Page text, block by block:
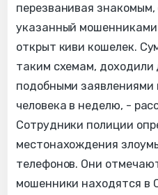
перезванивая
указанный мошенниками
открыт киви кошелек.
таким схемам, доходили
подобными
человека в неделю, -
Сотрудники полиции
местонахождения
телефонов. Они
мошенники находятся в